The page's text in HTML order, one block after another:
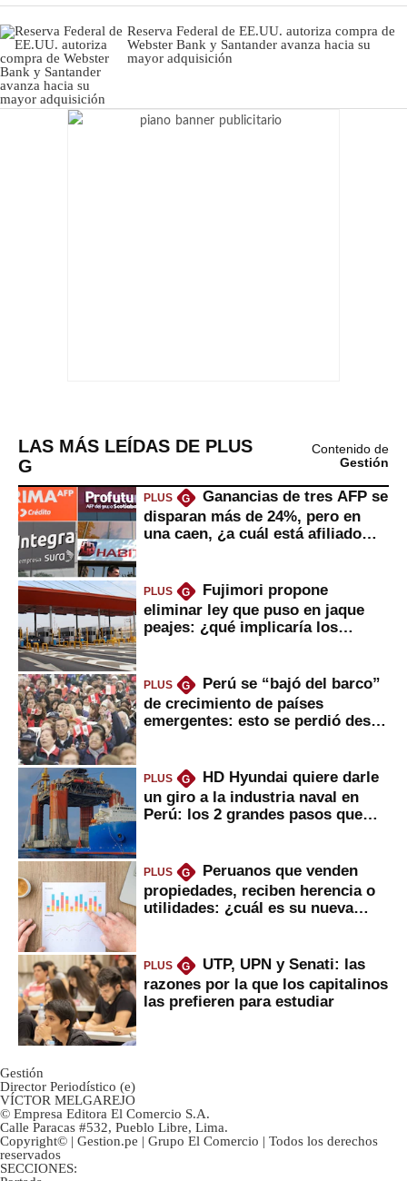
Reserva Federal de EE.UU. autoriza compra de
Webster Bank y Santander avanza hacia su
mayor adquisición
LAS MÁS LEÍDAS DE PLUS
G
Contenido de
Gestión
PLUS G
Ganancias de tres AFP se
disparan más de 24%, pero en
una caen, ¿a cuál está afiliado
PLUS G
Fujimori propone
eliminar ley que puso en jaque
peajes: ¿qué implicaría los
PLUS G
Perú se “bajó del barco”
de crecimiento de países
emergentes: esto se perdió desde
PLUS G
HD Hyundai quiere darle
un giro a la industria naval en
Perú: los 2 grandes pasos que
PLUS G
Peruanos que venden
propiedades, reciben herencia o
utilidades: ¿cuál es su nueva
PLUS G
UTP, UPN y Senati: las
razones por la que los capitalinos
las prefieren para estudiar
Gestión
Director Periodístico (e)
VÍCTOR MELGAREJO
© Empresa Editora El Comercio S.A.
Calle Paracas #532, Pueblo Libre, Lima.
Copyright© | Gestion.pe | Grupo El Comercio | Todos los derechos
reservados
SECCIONES: